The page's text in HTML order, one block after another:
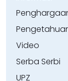
Video
Serba Serbi
UPZ